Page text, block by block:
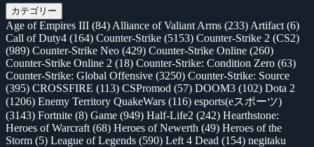
カテゴリー
Age of Empires III (84) Alliance of Valiant Arms (233) Artifact (6)
Call of Duty4 (164) Counter-Strike (5153) Counter-Strike 2 (CS2)
(989) Counter-Strike Neo (429) Counter-Strike Online (260)
Counter-Strike Online 2 (18) Counter-Strike: Condition Zero (63)
Counter-Strike: Global Offensive (3250) Counter-Strike: Source
(395) CROSSFIRE (113) CSPromod (57) DOOM3 (102) Dota 2
(1206) Enemy Territory QuakeWars (116) esports(eスポーツ)
(3143) Fortnite (8) Game (949) Half-Life2 (242) Hearthstone:
Heroes of Warcraft (68) Heroes of Newerth (49) Heroes of the
Storm (5) League of Legends (590) Left 4 Dead (154) negitaku